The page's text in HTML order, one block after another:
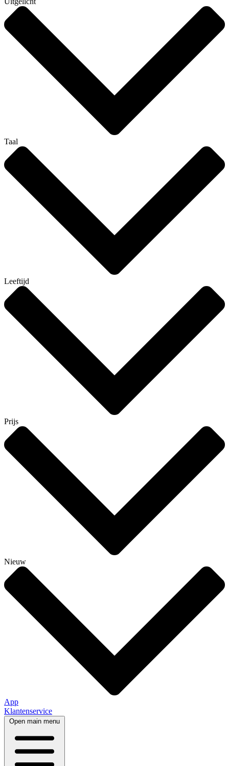
Taal
Leeftijd
Prijs
Nieuw
App
Klantenservice
Open main menu